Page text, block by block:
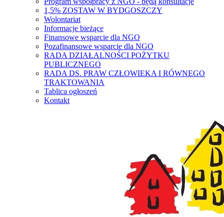
1,5% ZOSTAW W BYDGOSZCZY
Wolontariat
Informacje bieżące
Finansowe wsparcie dla NGO
Pozafinansowe wsparcie dla NGO
RADA DZIAŁALNOŚCI POŻYTKU
PUBLICZNEGO
RADA DS. PRAW CZŁOWIEKA I RÓWNEGO
TRAKTOWANIA
Tablica ogłoszeń
Kontakt